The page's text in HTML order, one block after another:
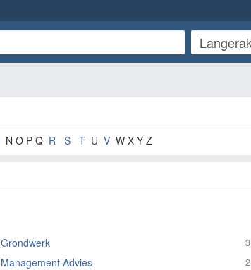
N O P Q R S T U V W X Y Z
Grondwerk 3
Management Advies 2